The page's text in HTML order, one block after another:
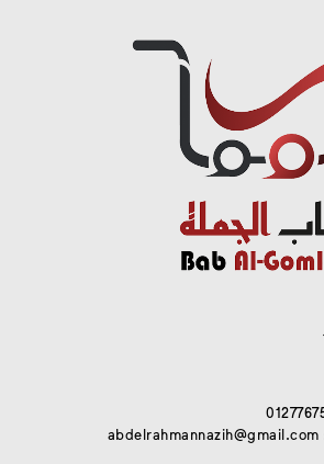
abdelrahmannazih@gmail.com